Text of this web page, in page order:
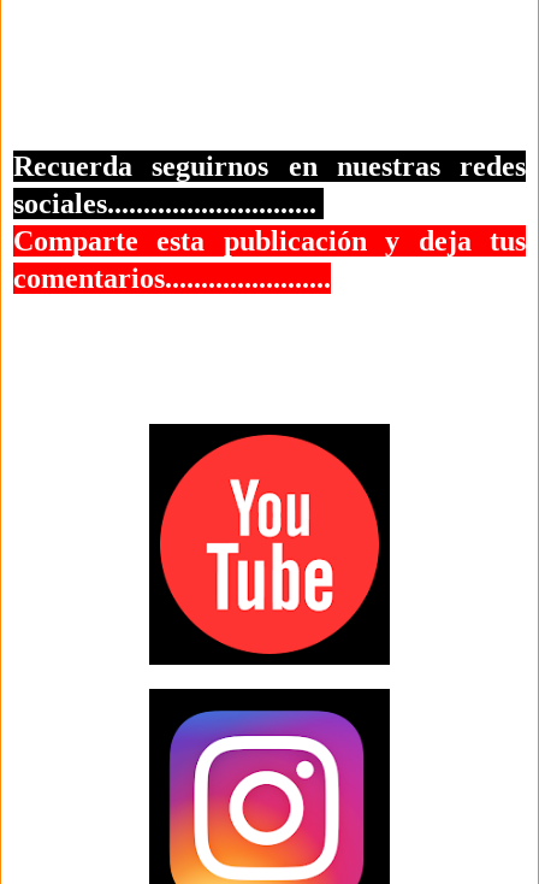
Recuerda seguirnos en nuestras redes
sociales.............................
Comparte esta publicación y deja tus
comentarios.......................